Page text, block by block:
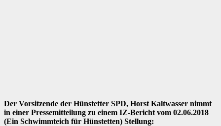
Der Vorsitzende der Hünstetter SPD, Horst Kaltwasser nimmt
in einer Pressemitteilung zu einem IZ-Bericht vom 02.06.2018
(Ein Schwimmteich für Hünstetten) Stellung: